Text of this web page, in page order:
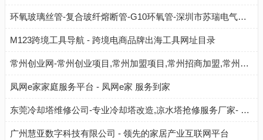
环氧玻璃丝管-复合玻纤熔断管-G10环氧管-深圳市苏瑞电气有限公司
M123跨境工具导航 - 跨境电商品牌出海工具网址目录
常州创业网-常州创业项目,常州加盟项目,常州招商加盟,常州加盟连锁,常州创业加盟网
凤网e家家庭服务平台 - 凤网e家 服务到家
东莞冷却塔维修公司-专业冷却塔改造,凉水塔抢修服务厂家- 广东康明节能空调有限公司
广州慧亚数字科技有限公司 - 领先的家居产业互联网平台